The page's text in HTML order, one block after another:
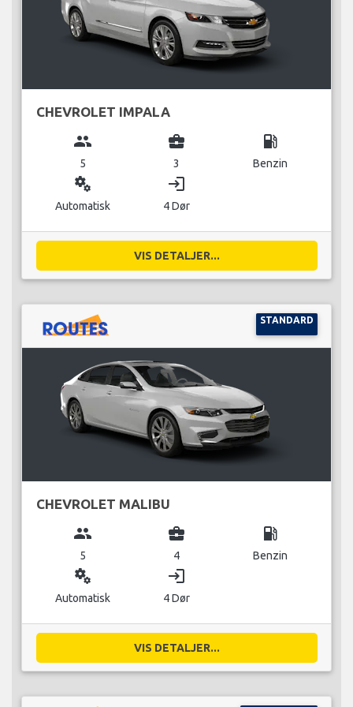
CHEVROLET IMPALA
group
5
business_center
3
local_gas_station
Benzin
miscellaneous_services
Automatisk
login
4 Dør
VIS DETALJER...
STANDARD
CHEVROLET MALIBU
group
5
business_center
4
local_gas_station
Benzin
miscellaneous_services
Automatisk
login
4 Dør
VIS DETALJER...